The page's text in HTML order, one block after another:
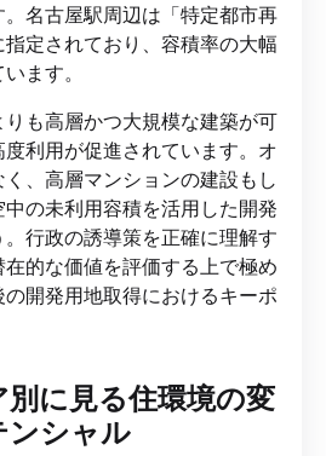
名古屋駅周辺は「特定都市再
定されており、容積率の大幅
ます。
も高層かつ大規模な建築が可
利用が促進されています。オ
、高層マンションの建設もし
の未利用容積を活用した開発
行政の誘導策を正確に理解す
的な価値を評価する上で極め
開発用地取得におけるキーポ
に見る住環境の変
ンシャル